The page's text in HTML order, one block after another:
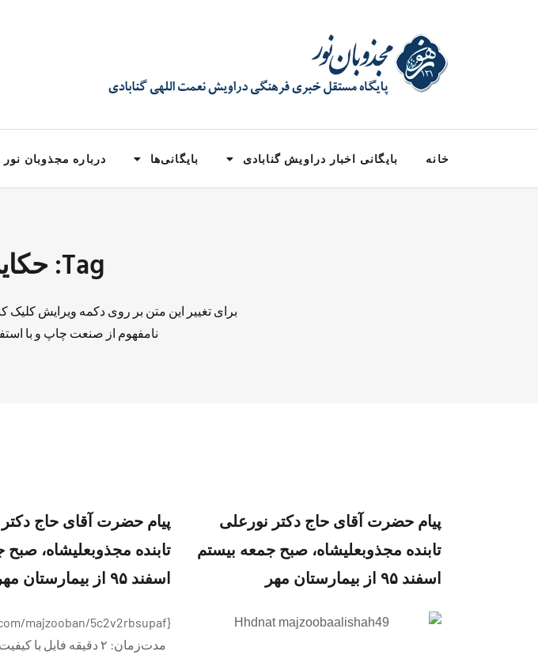
خانه بایگانی اخبار دراویش گنابادی بایگانی‌ها درباره مجذوبان نور
Tag: حکایت نحوی
برای تغییر این متن بر روی دکمه ویرایش کلیک
نامفهوم از صنعت چاپ و با
پیام حضرت آقای حاج دکتر نورعلی
تابنده مجذوبعلیشاه، صبح جمعه بيستم
اسفند ۹۵ از بیمارستان مهر
پیام حضرت آقای حاج
تابنده مجذوبعلیشاه،
اسفند ۹۵ از بیمارستان مهر
مدت‌زمان: ۲ دقيقه فايل با کیفیت بالا: ۲ مگابایت